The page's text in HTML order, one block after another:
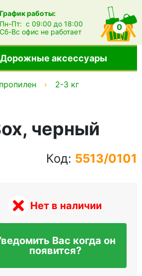
График работы:
Пн-Пт:с 09:00 до 18:00
Сб-Всофис не работает 0
Дорожные аксессуары
2-3 кг
черный
Код: 5513/0101
Нет в наличии
Вас когда он
появится?